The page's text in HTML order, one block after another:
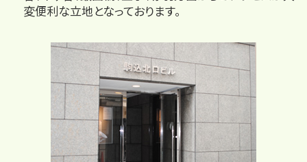
変便利な立地となっております。